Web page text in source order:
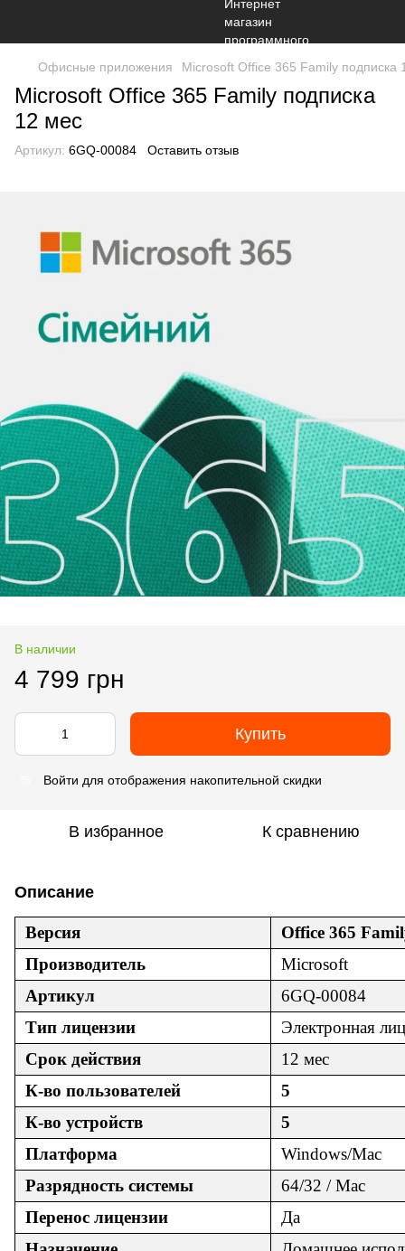
Офисные приложения Microsoft Office 365 Family подписка
Microsoft Office 365 Family подписка
12 мес
Артикул: 6GQ-00084 Оставить отзыв
В наличии
4 799 грн
Купить
Войти для отображения накопительной скидки
В избранное К сравнению
Описание
Версия
Office 365
Производитель
Microsoft
Артикул
6GQ-00084
Тип лицензии
Электронная
Срок действия
12 мес
К-во пользователей
5
К-во устройств
5
Платформа
Windows/Mac
Разрядность системы
64/32 / Mac
Перенос лицензии
Да